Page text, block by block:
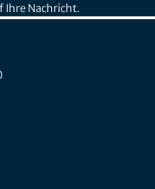
Ihre Nachricht.